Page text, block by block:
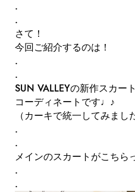
.
.
さて！
今回ご紹介するのは！
.
.
SUN VALLEYの新作スカー
コーディネートです♩♪
（カーキで統一してみまし
.
.
メインのスカートがこちら
.
.